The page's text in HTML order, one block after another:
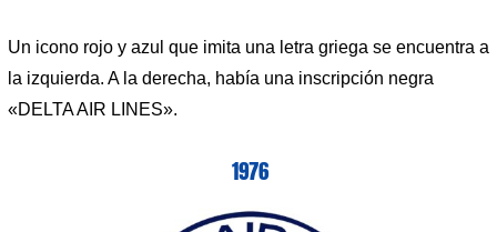
Un icono rojo y azul que imita una letra griega se encuentra a
la izquierda. A la derecha, había una inscripción negra
«DELTA AIR LINES».
1976